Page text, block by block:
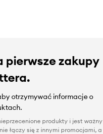
pierwsze zakupy
otrzymywać informacje o
produkty i jest ważny
łączy się z innymi promocjami, a